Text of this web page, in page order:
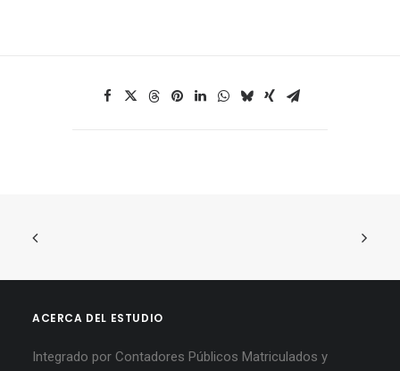
ACERCA DEL ESTUDIO
Integrado por Contadores Públicos Matriculados y